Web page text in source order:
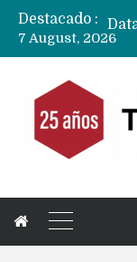
Destacado :
7 August, 2026